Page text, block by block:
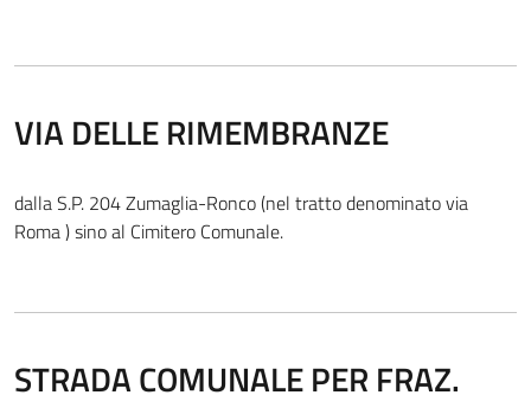
VIA DELLE RIMEMBRANZE
dalla S.P. 204 Zumaglia-Ronco (nel tratto denominato via
Roma ) sino al Cimitero Comunale.
STRADA COMUNALE PER FRAZ.